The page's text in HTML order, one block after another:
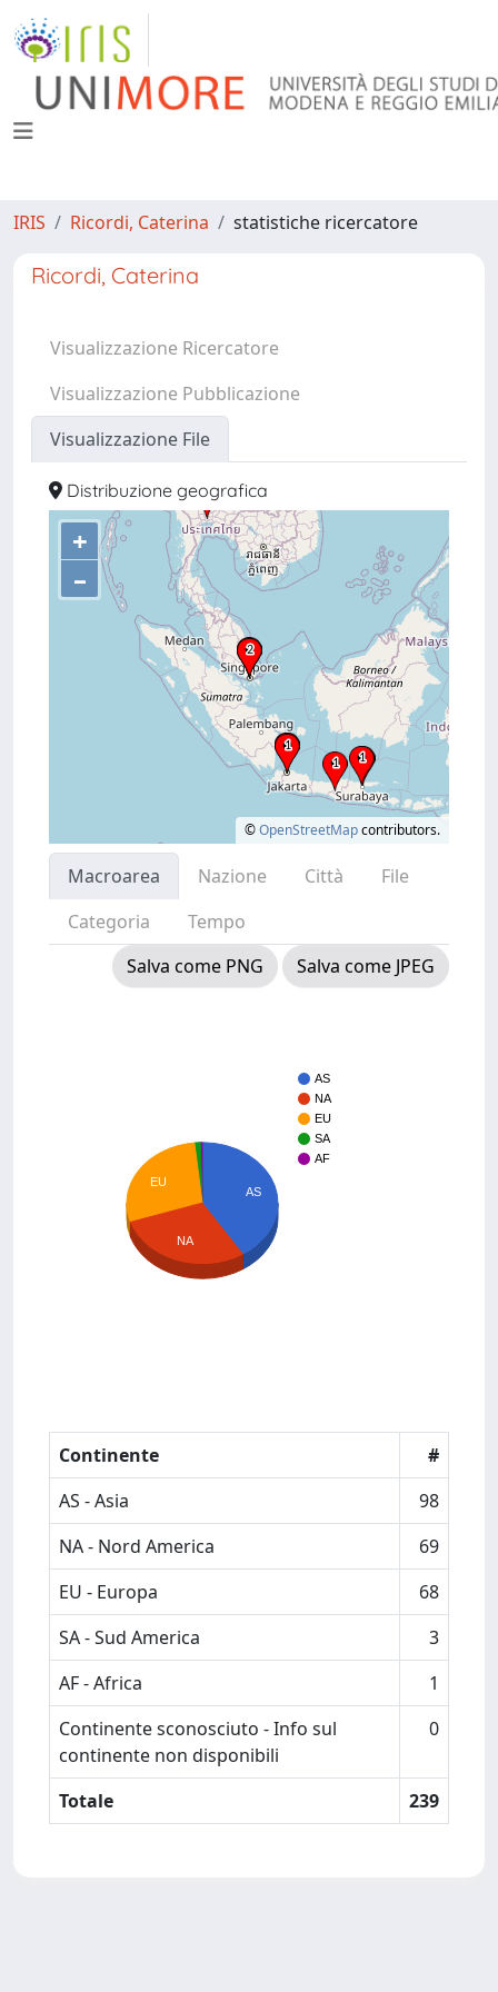
IRIS Ricordi, Caterina statistiche ricercatore
Ricordi, Caterina
Visualizzazione Ricercatore
Visualizzazione Pubblicazione
Visualizzazione File
Distribuzione geografica
+
–
©OpenStreetMapcontributors.
Macroarea Nazione Città
File
Categoria
Tempo
Salva come PNG
Salva come JPEG
AS
NA
EU
SA
AF
AS
EU
NA
Continente
#
AS - Asia
98
NA - Nord America
69
EU - Europa
68
SA - Sud America
3
AF - Africa
1
Continente sconosciuto - Info sul
continente non disponibili
0
Totale 239